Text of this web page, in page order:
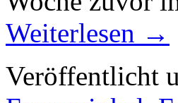
Weiterlesen →
Veröffentlicht